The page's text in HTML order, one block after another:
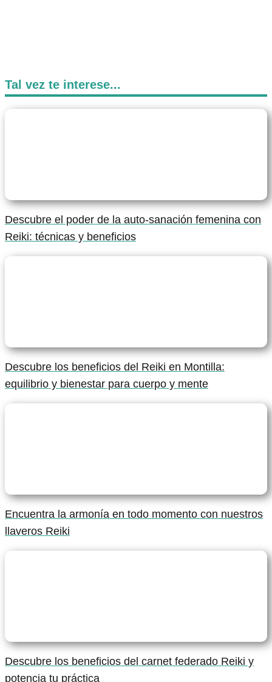
Tal vez te interese...
Descubre el poder de la auto-sanación femenina con
Reiki: técnicas y beneficios
Descubre los beneficios del Reiki en Montilla:
equilibrio y bienestar para cuerpo y mente
Encuentra la armonía en todo momento con nuestros
llaveros Reiki
Descubre los beneficios del carnet federado Reiki y
potencia tu práctica